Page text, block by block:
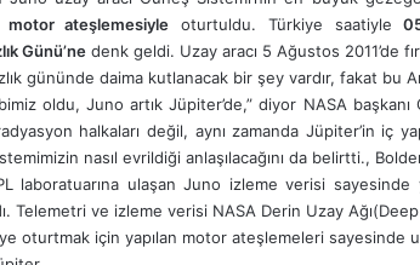
motor ateşlemesiyle oturtuldu. Türkiye saatiyle
Günü’ne denk geldi. Uzay aracı 5 Ağustos 2011’de
gününde daima kutlanacak bir şey vardır, fakat bu
oldu, Juno artık Jüpiter’de,” diyor NASA
halkaları değil, aynı zamanda Jüpiter’in iç
nasıl evrildiği anlaşılacağını da belirtti.,
laboratuarına ulaşan Juno izleme verisi
Telemetri ve izleme verisi NASA Derin Uzay
oturtmak için yapılan motor ateşlemeleri sayesinde